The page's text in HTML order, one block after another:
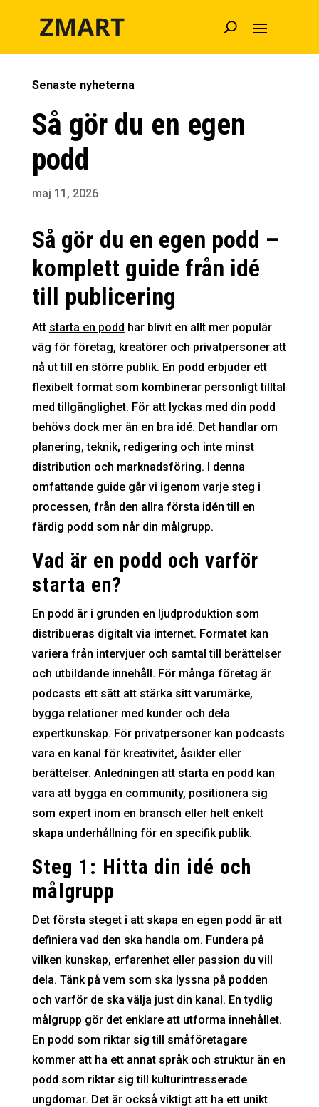
Senaste nyheterna
Så gör du en egen
podd
maj 11, 2026
Så gör du en egen podd –
komplett guide från idé
till publicering
Att starta en podd har blivit en allt mer populär
väg för företag, kreatörer och privatpersoner att
nå ut till en större publik. En podd erbjuder ett
flexibelt format som kombinerar personligt tilltal
med tillgänglighet. För att lyckas med din podd
behövs dock mer än en bra idé. Det handlar om
planering, teknik, redigering och inte minst
distribution och marknadsföring. I denna
omfattande guide går vi igenom varje steg i
processen, från den allra första idén till en
färdig podd som når din målgrupp.
Vad är en podd och varför
starta en?
En podd är i grunden en ljudproduktion som
distribueras digitalt via internet. Formatet kan
variera från intervjuer och samtal till berättelser
och utbildande innehåll. För många företag är
podcasts ett sätt att stärka sitt varumärke,
bygga relationer med kunder och dela
expertkunskap. För privatpersoner kan podcasts
vara en kanal för kreativitet, åsikter eller
berättelser. Anledningen att starta en podd kan
vara att bygga en community, positionera sig
som expert inom en bransch eller helt enkelt
skapa underhållning för en specifik publik.
Steg 1: Hitta din idé och
målgrupp
Det första steget i att skapa en egen podd är att
definiera vad den ska handla om. Fundera på
vilken kunskap, erfarenhet eller passion du vill
dela. Tänk på vem som ska lyssna på podden
och varför de ska välja just din kanal. En tydlig
målgrupp gör det enklare att utforma innehållet.
En podd som riktar sig till småföretagare
kommer att ha ett annat språk och struktur än en
podd som riktar sig till kulturintresserade
ungdomar. Det är också viktigt att ha ett unikt